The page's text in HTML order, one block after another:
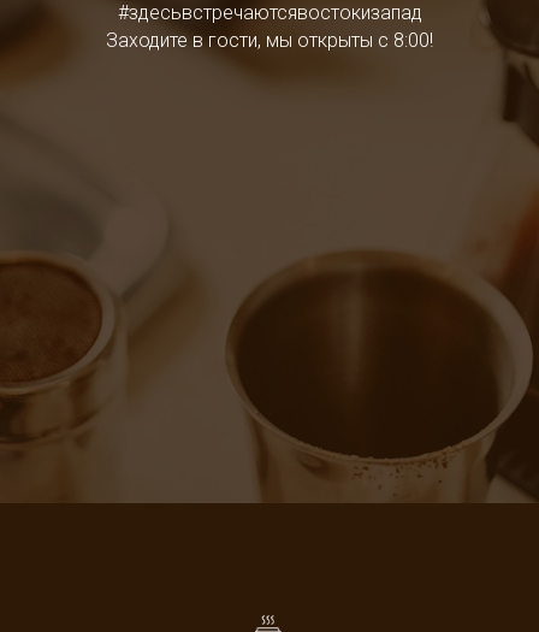
#здесьвстречаютсявостокизапад
Заходите в гости, мы открыты с 8:00!